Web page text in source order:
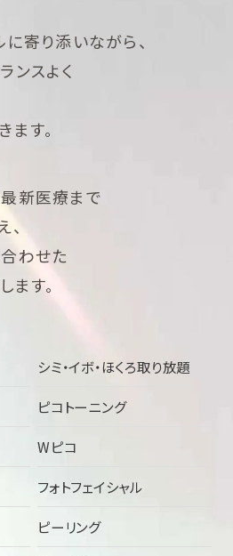
寄り添いながら、
ンスよく
す。
新医療まで
わせた
す。
シミ・イボ・ほくろ取り放題
ピコトーニング
Wピコ
フォトフェイシャル
ピーリング